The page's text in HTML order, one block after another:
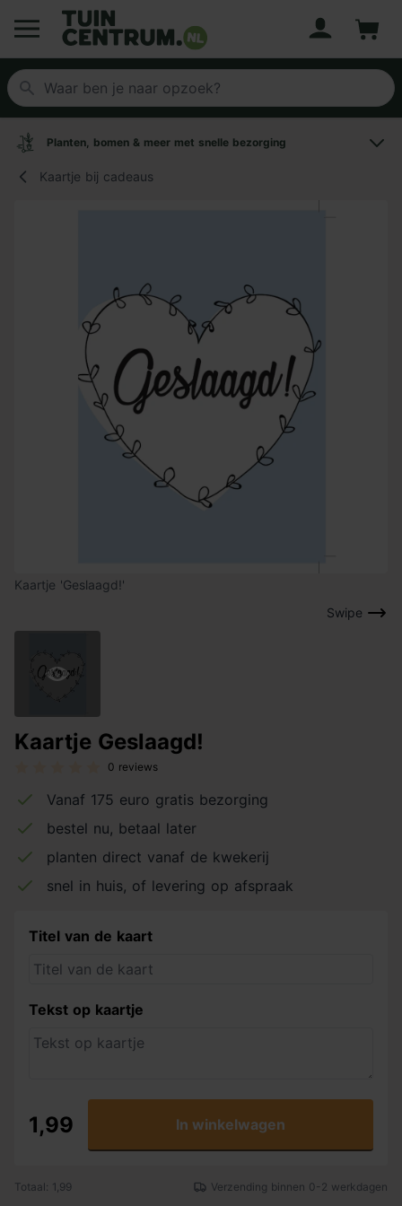
Logo Tuincentrum.nl
Planten, bomen & meer met snelle bezorging
Kaartje bij cadeaus
Swipe
Kaartje 'Geslaagd!'
Kaartje Geslaagd!
0 reviews
Vanaf 175 euro gratis bezorging
bestel nu, betaal later
planten direct vanaf de kwekerij
snel in huis, of levering op afspraak
Titel van de kaart
Tekst op kaartje
1,99 In winkelwagen
Totaal: 1,99 Verzending binnen 0-2 werkdagen